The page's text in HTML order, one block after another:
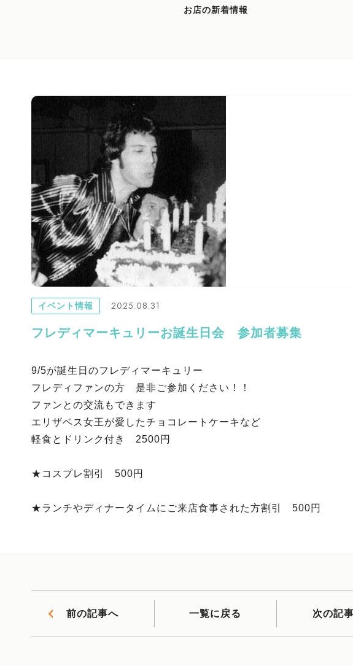
お店の新着情報
イベント情報 2025.08.31
フレディマーキュリーお誕生日会 参加者募集
9/5が誕生日のフレディマーキュリー
フレディファンの方 是非ご参加ください！！
ファンとの交流もできます
エリザベス女王が愛したチョコレートケーキなど
軽食とドリンク付き 2500円
★コスプレ割引 500円
★ランチやディナータイムにご来店食事された方割引 500円
前の記事へ 次の記
一覧に戻る